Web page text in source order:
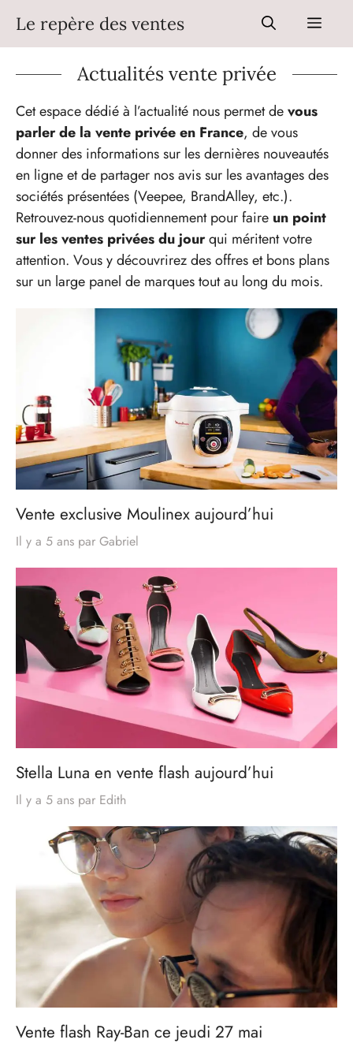
contenu
Le repère des ventes Menu
Actualités vente privée
Cet espace dédié à l’actualité nous permet devous
parler de la vente privée en France, de vous
donner des informations sur les dernières nouveautés
en ligne et de partager nos avis sur les avantages des
sociétés présentées (Veepee, BrandAlley, etc.).
Retrouvez-nous quotidiennement pour faire un point
sur les ventes privées du jourqui méritent votre
attention. Vous y découvrirez des offres et bons plans
sur un large panel de marques tout au long du mois.
Vente exclusive Moulinex aujourd’hui
Il y a 5 ans par Gabriel
Stella Luna en vente flash aujourd’hui
Il y a 5 ans par Edith
Vente flash Ray-Ban ce jeudi 27 mai